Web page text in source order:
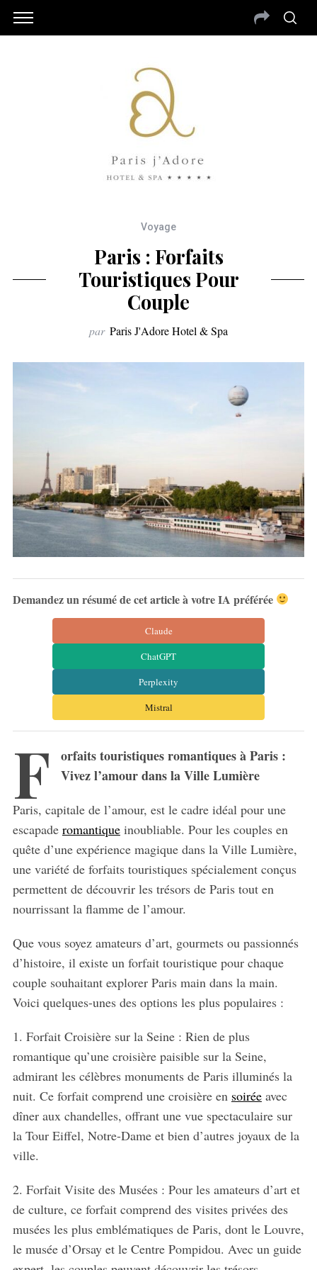
Voyage
Paris : Forfaits
Touristiques Pour
Couple
par Paris J'Adore Hotel & Spa
Demandez un résumé de cet article à votre IA préférée
Claude
ChatGPT
Perplexity
Mistral
F
orfaits touristiques romantiques à Paris :
Vivez l’amour dans la Ville Lumière
Paris, capitale de l’amour, est le cadre idéal pour une
escapade romantiqueinoubliable. Pour les couples en
quête d’une expérience magique dans la Ville Lumière,
une variété de forfaits touristiques spécialement conçus
permettent de découvrir les trésors de Paris tout en
nourrissant la flamme de l’amour.
Que vous soyez amateurs d’art, gourmets ou passionnés
d’histoire, il existe un forfait touristique pour chaque
couple souhaitant explorer Paris main dans la main.
Voici quelques-unes des options les plus populaires :
1. Forfait Croisière sur la Seine : Rien de plus
romantique qu’une croisière paisible sur la Seine,
admirant les célèbres monuments de Paris illuminés la
nuit. Ce forfait comprend une croisière en soiréeavec
dîner aux chandelles, offrant une vue spectaculaire sur
la Tour Eiffel, Notre-Dame et bien d’autres joyaux de la
ville.
2. Forfait Visite des Musées : Pour les amateurs d’art et
de culture, ce forfait comprend des visites privées des
musées les plus emblématiques de Paris, dont le Louvre,
le musée d’Orsay et le Centre Pompidou. Avec un guide